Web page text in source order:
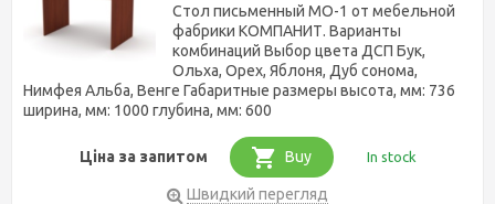
Стол письменный МО-1 от мебельной
фабрики КОМПАНИТ. Варианты
комбинаций Выбор цвета ДСП Бук,
Ольха, Орех, Яблоня, Дуб сонома,
Нимфея Альба, Венге Габаритные размеры высота, мм: 736
ширина, мм: 1000 глубина, мм: 600
Ціна за запитом Buy In stock
Швидкий перегляд